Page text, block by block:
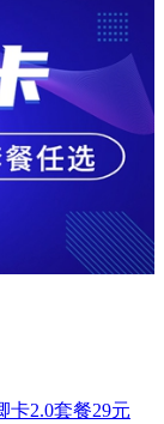
卡2.0套餐29元